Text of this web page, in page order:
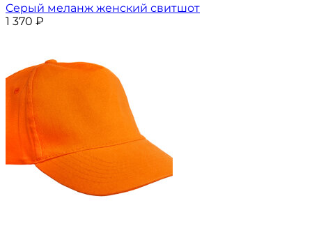
Серый меланж женский свитшот
1 370 ₽